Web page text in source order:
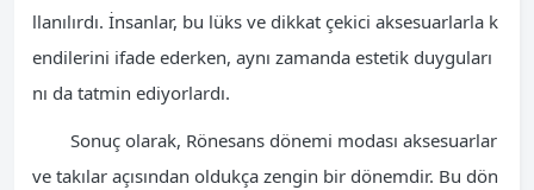
llanılırdı. İnsanlar, bu lüks ve dikkat çekici aksesuarlarla k
endilerini ifade ederken, aynı zamanda estetik duyguları
nı da tatmin ediyorlardı.
Sonuç olarak, Rönesans dönemi modası aksesuarlar
ve takılar açısından oldukça zengin bir dönemdir. Bu dön